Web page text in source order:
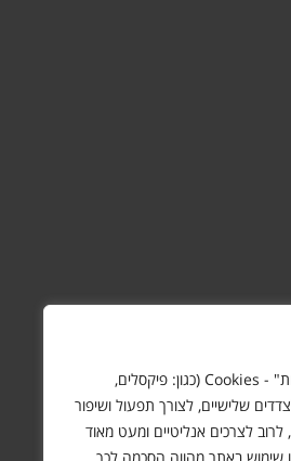
אתר זה עושה שימוש בקבצי "עוגיות" - Cookies (כגון: פיקסלים,
שלישיים, לצורך תפעול ושיפור
לצרכים אנליטיים ומעט מאוד